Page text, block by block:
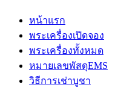
หน้าแรก
พระเครื่องเปิดจอง
พระเครื่องทั้งหมด
หมายเลขพัสดุEMS
วิธีการเช่าบูชา